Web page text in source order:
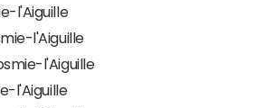
l'Aiguille
l'Aiguille
l'Aiguille
l'Aiguille